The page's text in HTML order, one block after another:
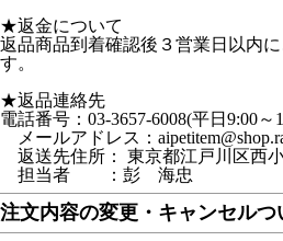
★返金について
返品商品到着確認後３営業日以内
す。
★返品連絡先
電話番号：03-3657-6008(平日9:00～
メールアドレス：
返送先住所： 東京都江戸川区西小
担当者 ：彭 海忠
注文内容の変更・キャンセルつ